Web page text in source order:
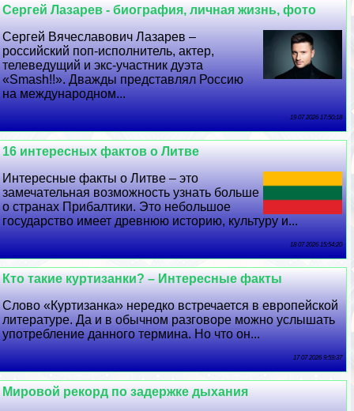
Сергeй Лазарев - биография, личная жизнь, фото
Сергeй Вячеславович Лазарев –
российский поп-исполнитель, актер,
телеведущий и экс-участник дуэта
«Smash!!». Дважды представлял Россию
на международном...
19 07 2026 17:50:18
16 интересных фактов о Литве
Интересные факты о Литве – это
замечательная возможность узнать больше
о странах Прибалтики. Это небольшое
государство имеет древнюю историю, культуру и...
18 07 2026 15:54:20
Кто такие куртизанки? – Интересные факты
Слово «Куртизанка» нередко встречается в европейской
литературе. Да и в обычном разговоре можно услышать
употрeбление данного термина. Но что он...
17 07 2026 9:59:37
Мировой рекорд по задержке дыхания